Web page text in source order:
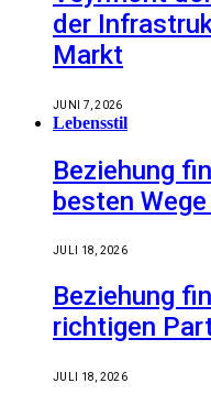
der
Markt
JUNI 7, 2026
Lebensstil
Beziehung
besten
JULI 18, 2026
Beziehung
richtigen
JULI 18, 2026